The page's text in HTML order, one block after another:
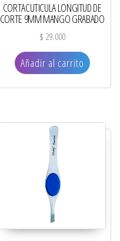
CORTACUTICULA LONGITUD DE
CORTE 9MM MANGO GRABADO
$ 29.000
Añadir al carrito